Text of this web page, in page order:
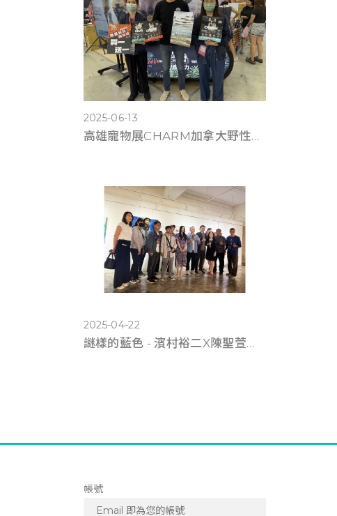
2025-06-13
高雄寵物展CHARM加拿大野性魅力滿6千送遊艇體驗
2025-04-22
謎樣的藍色 - 濱村裕二X陳聖萱《雙人展》
帳號